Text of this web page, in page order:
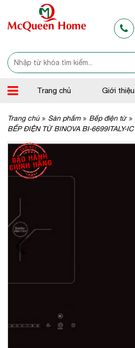
Trang chủ Giới thiệu
Trang chủ Sản phẩm Bếp điện từ
BẾP ĐIỆN TỪ BINOVA BI-6699ITALY-IC